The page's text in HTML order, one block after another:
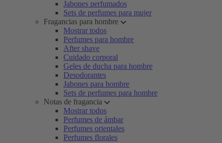
Jabones perfumados
Sets de perfumes para mujer
Fragancias para hombre
Mostrar todos
Perfumes para hombre
After shave
Cuidado corporal
Geles de ducha para hombre
Desodorantes
Jabones para hombre
Sets de perfumes para hombre
Notas de fragancia
Mostrar todos
Perfumes de ámbar
Perfumes orientales
Perfumes florales